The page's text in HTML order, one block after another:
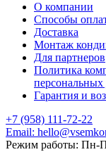
О компании
Способы
Доставка
Монтаж
Для партнеров
Политика
Гарантия и
+7 (958) 111-72-22
Email:
Режим работы: Пн-